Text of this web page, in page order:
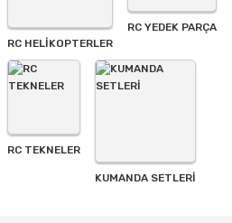
Gönder
RC HELİKOPTERLER
RC YEDEK PARÇA
RC TEKNELER
KUMANDA SETLERİ